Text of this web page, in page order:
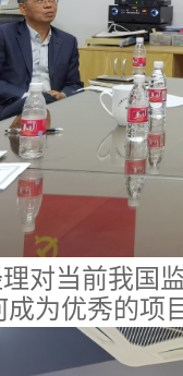
对当前我国
为优秀的项